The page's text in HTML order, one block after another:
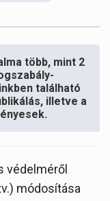
több, mint 2
található
illetve a
védelméről
módosítása